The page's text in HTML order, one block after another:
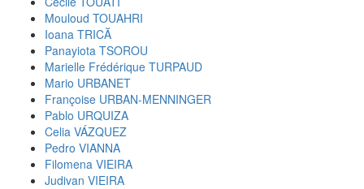
Mouloud TOUAHRI
Ioana TRICĂ
Panayiota TSOROU
Marielle Frédérique TURPAUD
Mario URBANET
Françoise URBAN-MENNINGER
Pablo URQUIZA
Celia VÁZQUEZ
Pedro VIANNA
Filomena VIEIRA
Judivan VIEIRA